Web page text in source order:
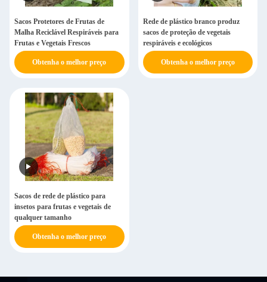
Sacos Protetores de Frutas de
Malha Reciclável Respiráveis para
Frutas e Vegetais Frescos
Obtenha o melhor preço
Rede de plástico branco produz
sacos de proteção de vegetais
respiráveis e ecológicos
Obtenha o melhor preço
Sacos de rede de plástico para
insetos para frutas e vegetais de
qualquer tamanho
Obtenha o melhor preço